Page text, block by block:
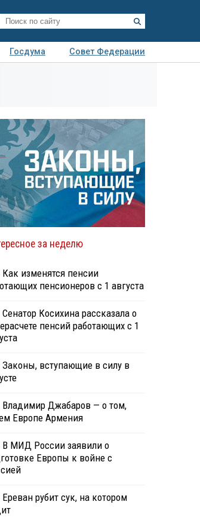
Госдума
Совет Федерации
за неделю
Как изменятся пенсии
пенсионеров с 1 августа
Сенатор Косихина рассказала о
пенсий работающих с 1
Законы, вступающие в силу в
Владимир Джабаров — о том,
Европе Армения
В МИД России заявили о
Европы к войне с
Ереван рубит сук, на котором